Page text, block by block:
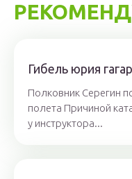
Гибель юрия
Полковник Серегин
полета Причиной
у инструктора...